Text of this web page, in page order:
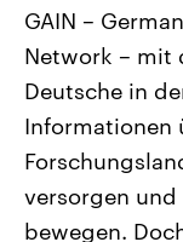
Alle Informationen
Sachsen-Anhalt
September 2026
Landtag. Seit 2021
Bundesland von
CDU, SPD und
Wahlprogramme,
und Kandidaten
Wahl.
Sendungen
GAIN –
Network – mit
Deutsche in
Informationen
versorgen und
bewegen.